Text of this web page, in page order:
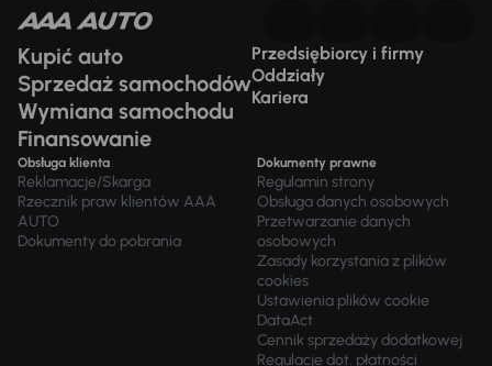
Kupić auto
Sprzedaż samochodów
Wymiana samochodu
Finansowanie
Przedsiębiorcy i firmy
Oddziały
Kariera
Obsługa klienta
Reklamacje/Skarga
Rzecznik praw klientów AAA
AUTO
Dokumenty do pobrania
Dokumenty prawne
Regulamin strony
Obsługa danych osobowych
Przetwarzanie danych
osobowych
Zasady korzystania z plików
cookies
Ustawienia plików cookie
DataAct
Cennik sprzedaży dodatkowej
Regulacje dot. płatności